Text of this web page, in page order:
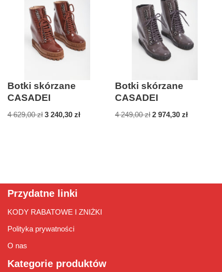
Botki skórzane
CASADEI
4 629,00zł 3 240,30 zł
Botki skórzane
CASADEI
4 249,00zł 2 974,30zł
Przydatne linki
KODY RABATOWE I ZNIŻKI
Polityka prywatności
O nas
Kategorie produktów